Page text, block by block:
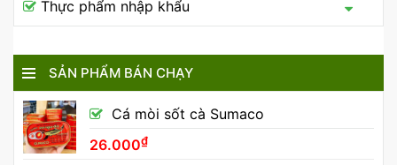
Thực phẩm nhập khẩu
SẢN PHẨM BÁN CHẠY
Cá mòi sốt cà Sumaco
26.000₫